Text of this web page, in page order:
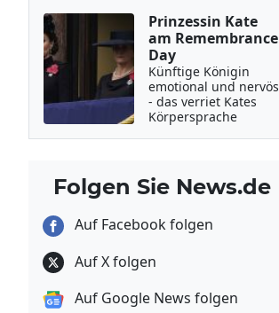
Prinzessin Kate
am Remembrance
Day
Künftige Königin
emotional und nervös
- das verriet Kates
Körpersprache
Folgen Sie News.de
Auf Facebook folgen
Auf X folgen
Auf Google News folgen